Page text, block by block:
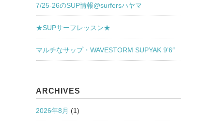
7/25-26のSUP情報@surfersハヤマ
★SUPサーフレッスン★
マルチなサップ・WAVESTORM SUPYAK 9’6″
ARCHIVES
2026年8月 (1)